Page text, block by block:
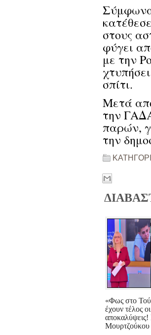
στους
φύγει
με την
σπίτι.
Μετά
την
παρών,
την
«Φως στο
έχουν τέλος οι
Μουρτζούκου